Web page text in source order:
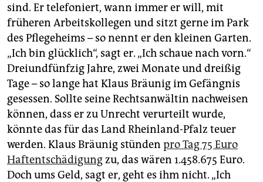
sind. Er telefoniert, wann immer er will, mit
früheren Arbeitskollegen und sitzt gerne im Park
des Pflegeheims – so nennt er den kleinen Garten.
„Ich bin glücklich“, sagt er. „Ich schaue nach vorn.“
Dreiundfünfzig Jahre, zwei Monate und dreißig
Tage – so lange hat Klaus Bräunig im Gefängnis
gesessen. Sollte seine Rechtsanwältin nachweisen
können, dass er zu Unrecht verurteilt wurde,
könnte das für das Land Rheinland-Pfalz teuer
werden. Klaus Bräunig stünden pro Tag 75 Euro
Haftentschädigungzu, das wären 1.458.675 Euro.
Doch ums Geld, sagt er, geht es ihm nicht. „Ich